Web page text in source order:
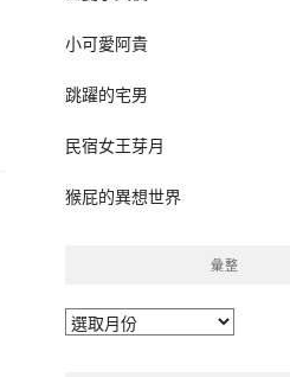
小可愛阿貴
跳躍的宅男
民宿女王芽月
猴屁的異想世界
彙整
彙